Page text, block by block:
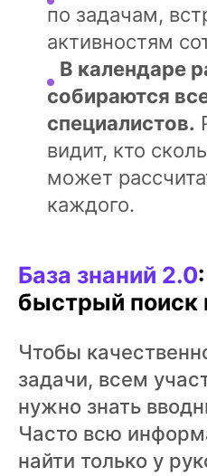
по задачам,
активностям
В календаре
собираются
специалистов.
видит, кто
может
каждого.
База знаний 2.0
быстрый поиск
Чтобы
задачи, всем
нужно знать
Часто всю
найти только у